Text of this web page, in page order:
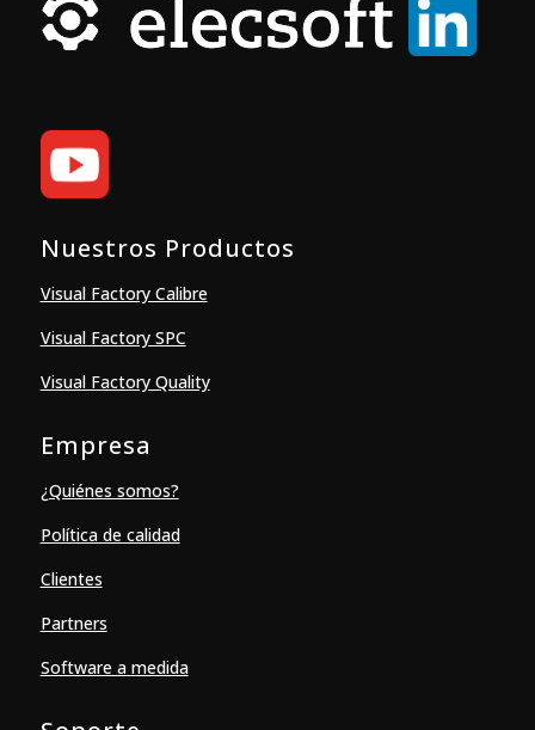
Nuestros Productos
Visual Factory Calibre
Visual Factory SPC
Visual Factory Quality
Empresa
¿Quiénes somos?
Política de calidad
Clientes
Partners
Software a medida